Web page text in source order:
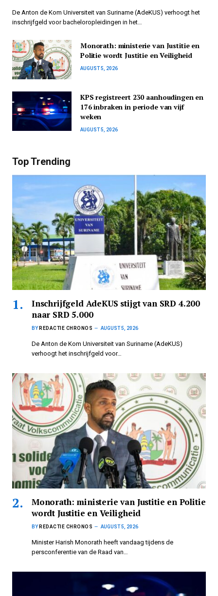
De Anton de Kom Universiteit van Suriname (AdeKUS) verhoogt het
inschrijfgeld voor bacheloropleidingen in het…
Monorath: ministerie van Justitie en
Politie wordt Justitie en Veiligheid
AUGUST 5, 2026
KPS registreert 230 aanhoudingen en
176 inbraken in periode van vijf
weken
AUGUST 5, 2026
Top Trending
Inschrijfgeld AdeKUS stijgt van SRD 4.200
naar SRD 5.000
BY REDACTIE CHRONOS AUGUST 5, 2026
De Anton de Kom Universiteit van Suriname (AdeKUS)
verhoogt het inschrijfgeld voor…
Monorath: ministerie van Justitie en Politie
wordt Justitie en Veiligheid
BY REDACTIE CHRONOS AUGUST 5, 2026
Minister Harish Monorath heeft vandaag tijdens de
persconferentie van de Raad van…